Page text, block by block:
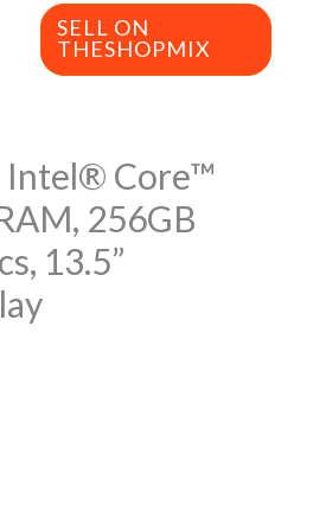
SELL ON
THESHOPMIX
Intel® Core™
256GB
13.5”